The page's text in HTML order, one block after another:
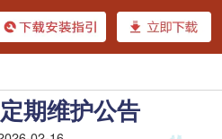
期维护公告